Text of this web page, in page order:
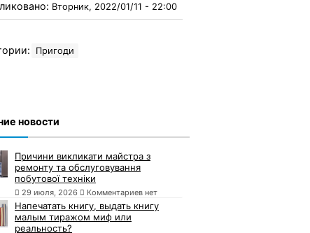
Вторник, 2022/01/11 - 22:00
Пригоди
новости
Причини викликати майстра з
ремонту та обслуговування
побутової техніки
29 июля, 2026 Комментариев нет
Напечатать книгу, выдать книгу
малым тиражом миф или
реальность?